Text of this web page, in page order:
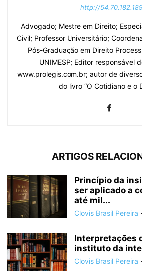
http://54.70.182.189
Advogado; Mestre em Direito;
Civil; Professor Universitário;
Pós-Graduação em Direito
UNIMESP; Editor responsável
www.prolegis.com.br; autor de
do livro “O Cotidiano e o
ARTIGOS
Princípio da
ser aplicado a
até mil...
Clovis Brasil Pereira
Interpretações
instituto da
Clovis Brasil Pereira